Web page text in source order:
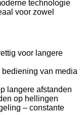
technologie
voor zowel
voor langere
van media
langere afstanden
op hellingen
– constante